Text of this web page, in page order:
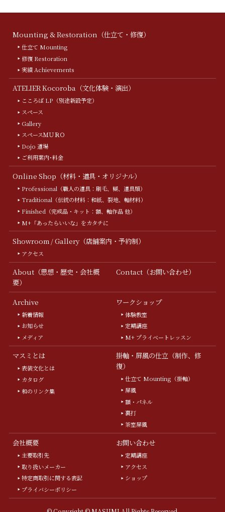
Mounting & Restoration（仕立て・修復）
仕立て Mounting
修復 Restoration
実績 Achievements
ATELIER Kocoroba（文化体験・演出）
こころば LP（別途新設予定）
スペース
Gallery
スペースＭＵＲＯ
Dojo 道場
ご利用案内･料金
Online Shop（材料・道具・オリジナル）
Professional（職人の道具：刷毛、糊、道具類）
Traditional（伝統の材料：和紙、裂地、軸材料）
Finished（完成品・キット：額、軸作品 他）
M+「あったらいいな」をカタチに
Showroom / Gallery（店舗案内・予約制）
アクセス
About（思想・歴史・会社概
要）
Contact（お問い合わせ）
Archive
新着情報
お知らせ
メディア
ワークショップ
体験教室
定期講座
M+ プライベートレッスン
マスミとは
表装文化とは
カタログ
和のリンク集
掛軸・屏風の仕立（制作、修
復）
仕立て Mounting（掛軸）
屏風
額・パネル
裏打
茶室屏風
会社概要
主要取引先
取り扱いメーカー
特定商取引に関する表記
プライバシーポリシー
お問い合わせ
定期講座
アクセス
ショップ